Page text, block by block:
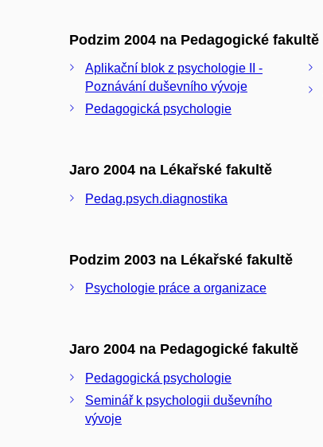
Podzim 2004 na Pedagogické fakultě
Aplikační blok z psychologie II -
Poznávání duševního vývoje
Pedagogická psychologie
Jaro 2004 na Lékařské fakultě
Pedag.psych.diagnostika
Podzim 2003 na Lékařské fakultě
Psychologie práce a organizace
Jaro 2004 na Pedagogické fakultě
Pedagogická psychologie
Seminář k psychologii duševního
vývoje